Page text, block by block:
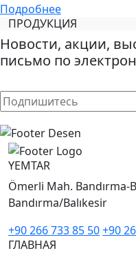
Подробнее
ПРОДУКЦИЯ
Новости, акции,
письмо по
YEMTAR
Ömerli Mah. Bandırma-
Bandırma/Balıkesir
+90 266 733 85 50+90
ГЛАВНАЯ